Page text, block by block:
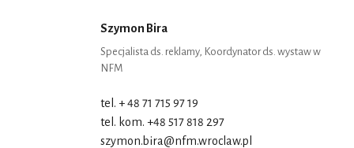
Szymon Bira
Specjalista ds. reklamy, Koordynator ds. wystaw w
NFM
tel. + 48 71 715 97 19
tel. kom. +48 517 818 297
szymon.bira@nfm.wroclaw.pl